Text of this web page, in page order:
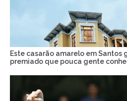
Este casarão amarelo em Santos
premiado que pouca gente